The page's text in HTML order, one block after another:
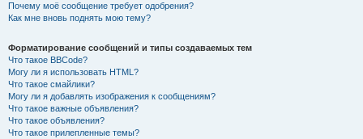
Почему моё сообщение требует одобрения?
Как мне вновь поднять мою тему?
Форматирование сообщений и типы создаваемых тем
Что такое BBCode?
Могу ли я использовать HTML?
Что такое смайлики?
Могу ли я добавлять изображения к сообщениям?
Что такое важные объявления?
Что такое объявления?
Что такое прилепленные темы?